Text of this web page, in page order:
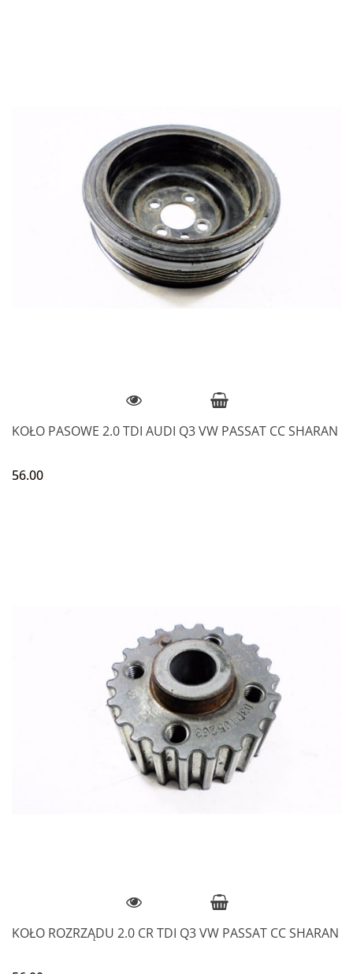
KOŁO PASOWE 2.0 TDI AUDI Q3 VW PASSAT CC SHARAN
56.00
KOŁO ROZRZĄDU 2.0 CR TDI Q3 VW PASSAT CC SHARAN